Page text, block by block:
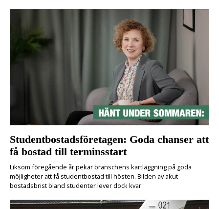
Studentbostadsföretagen: Goda chanser att
få bostad till terminsstart
Liksom föregående år pekar branschens kartläggning på goda
möjligheter att få studentbostad till hösten. Bilden av akut
bostadsbrist bland studenter lever dock kvar.